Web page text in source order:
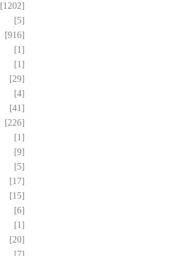
[1202]
[5]
[916]
[1]
[1]
[29]
[4]
[41]
[226]
[1]
[9]
[5]
[17]
[15]
[6]
[1]
[20]
[7]